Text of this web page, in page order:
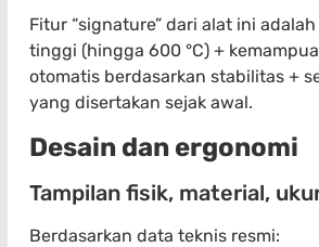
Fitur “signature” dari alat ini
tinggi (hingga 600 °C) +
otomatis berdasarkan stabilitas +
yang disertakan sejak awal.
Desain dan ergonomi
Tampilan fisik, material,
Berdasarkan data teknis resmi: